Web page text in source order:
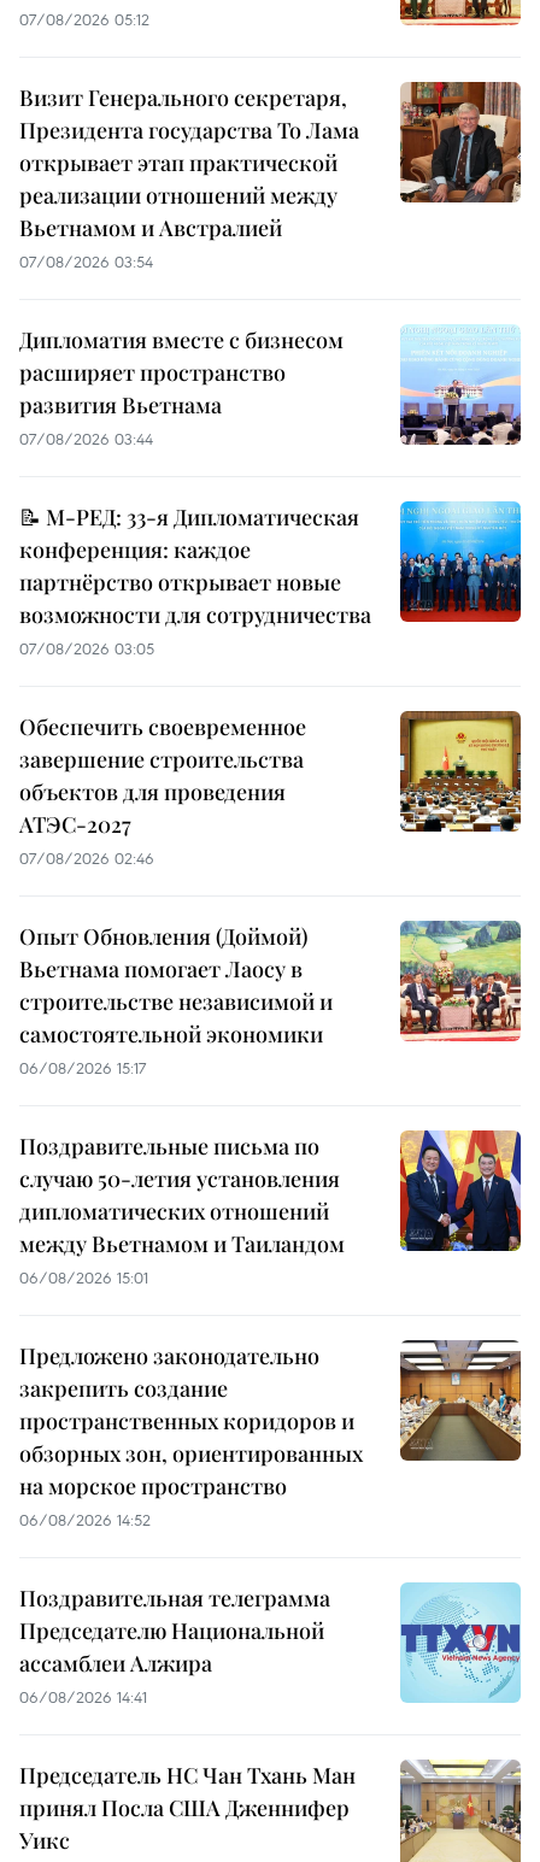
07/08/2026 05:12
Визит Генерального секретаря,
Президента государства То Лама
открывает этап практической
реализации отношений между
Вьетнамом и Австралией
07/08/2026 03:54
Дипломатия вместе с бизнесом
расширяет пространство
развития Вьетнама
07/08/2026 03:44
📝 М-РЕД: 33-я Дипломатическая
конференция: каждое
партнёрство открывает новые
возможности для сотрудничества
07/08/2026 03:05
Обеспечить своевременное
завершение строительства
объектов для проведения
АТЭС-2027
07/08/2026 02:46
Опыт Обновления (Доймой)
Вьетнама помогает Лаосу в
строительстве независимой и
самостоятельной экономики
06/08/2026 15:17
Поздравительные письма по
случаю 50-летия установления
дипломатических отношений
между Вьетнамом и Таиландом
06/08/2026 15:01
Предложено законодательно
закрепить создание
пространственных коридоров и
обзорных зон, ориентированных
на морское пространство
06/08/2026 14:52
Поздравительная телеграмма
Председателю Национальной
ассамблеи Алжира
06/08/2026 14:41
Председатель НС Чан Тхань Ман
принял Посла США Дженнифер
Уикс